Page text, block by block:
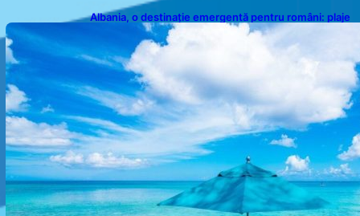
Albania, o destinație emergentă pentru români: plaje
spectaculoase, ape turcoaz și prețuri accesibile